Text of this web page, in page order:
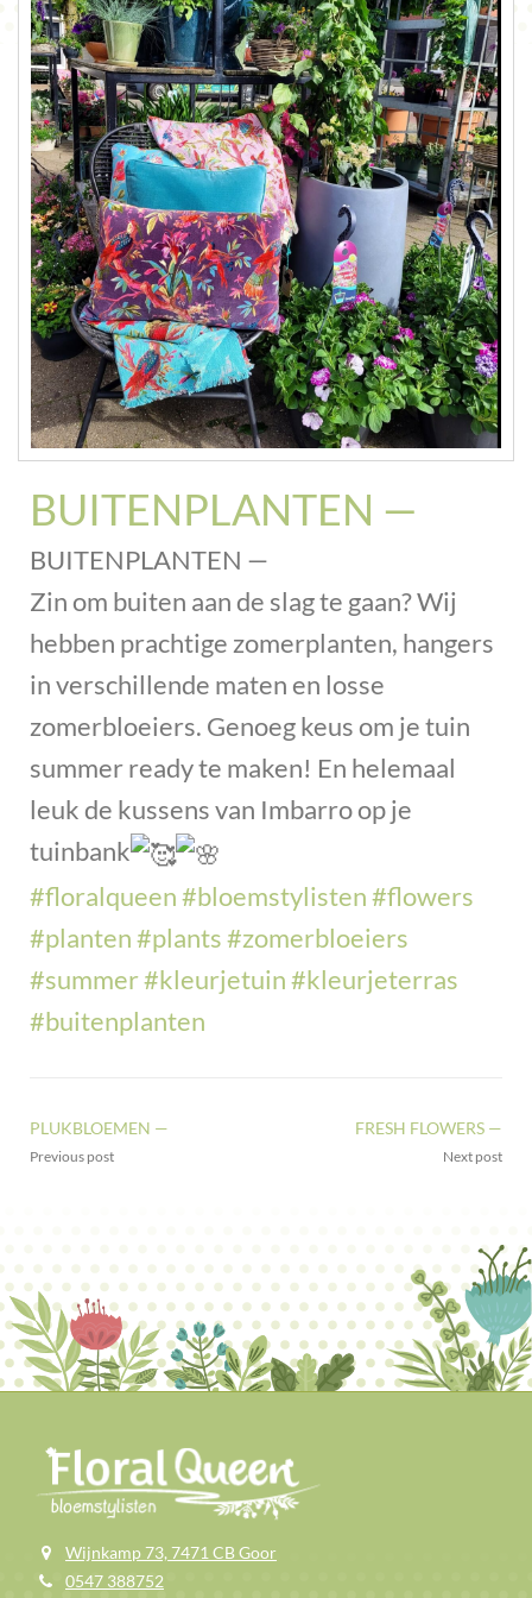
BUITENPLANTEN —
BUITENPLANTEN —
Zin om buiten aan de slag te gaan? Wij
hebben prachtige zomerplanten, hangers
in verschillende maten en losse
zomerbloeiers. Genoeg keus om je tuin
summer ready te maken! En helemaal
leuk de kussens van Imbarro op je
tuinbank
#floralqueen#bloemstylisten#flowers
#planten#plants#zomerbloeiers
#summer#kleurjetuin#kleurjeterras
#buitenplanten
PLUKBLOEMEN —
Previous post
FRESH FLOWERS —
Next post
Wijnkamp 73, 7471 CB Goor
0547 388752
CONTACT